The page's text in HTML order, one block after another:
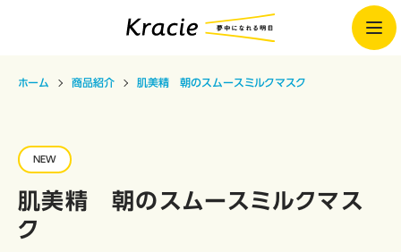
ホーム 商品紹介 肌美精 朝のスムースミルクマスク
NEW
肌美精 朝のスムースミルクマス
ク